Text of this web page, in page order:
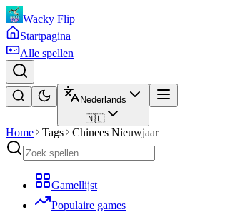
Wacky Flip
Startpagina
Alle spellen
Nederlands
🇳🇱
Home Tags Chinees Nieuwjaar
Gamellijst
Populaire games